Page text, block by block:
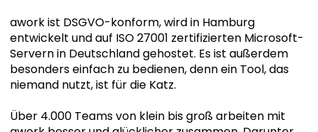
awork ist DSGVO-konform, wird in Hamburg
entwickelt und auf ISO 27001 zertifizierten Microsoft-
Servern in Deutschland gehostet. Es ist außerdem
besonders einfach zu bedienen, denn ein Tool, das
niemand nutzt, ist für die Katz.
Über 4.000 Teams von klein bis groß arbeiten mit